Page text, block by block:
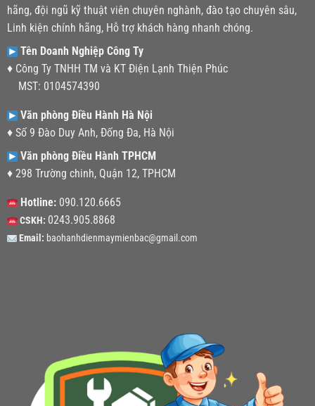
hãng, đội ngũ kỹ thuật viên chuyên nghành, đào tạo chuyên sâu,
Linh kiện chính hãng, Hỗ trợ khách hàng nhanh chóng.
Tên Doanh Nghiệp Công Ty
♦ Công Ty TNHH TM và KT Điện Lạnh Thiện Phúc
MST: 0104574390
Văn phòng Điều Hành Hà Nội
♦ Số 9 Đào Duy Anh, Đống Đa, Hà Nội
Văn phòng Điều Hành TPHCM
♦ 298 Trường chinh, Quận 12, TPHCM
Hotline:090.120.6665
CSKH: 0243.905.8868
Email: baohanhdienmaymienbac@gmail.com